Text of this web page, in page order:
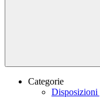
Categorie
Disposizioni